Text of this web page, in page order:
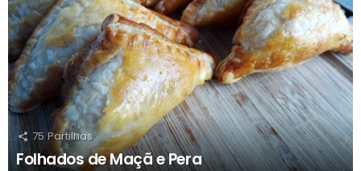
75 Partilhas
Folhados de Maçã e Pera